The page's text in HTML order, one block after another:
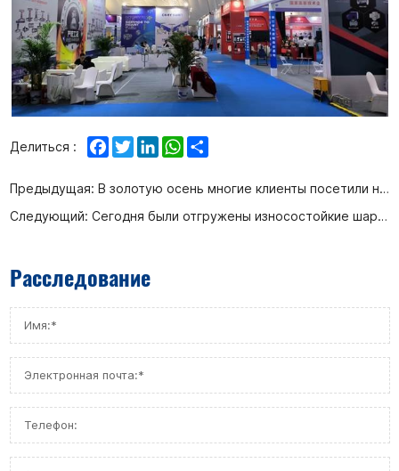
Делиться : Facebook
TwitterLinkedInWhatsApp
Предыдущая: В золотую осень многие клиенты посетили нашу компанию для осмотра и обмена
Следующий: Сегодня были отгружены износостойкие шаровые краны типа С для проекта оптимизации и трансформации второй очереди вспомогательных установок по производству водорода компании Huizhou Petrochemical.
Расследование